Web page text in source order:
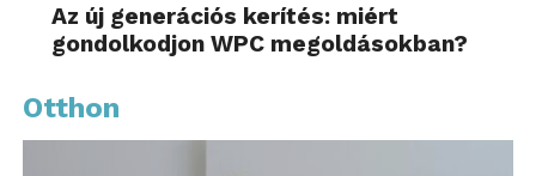
Az új generációs kerítés: miért
gondolkodjon WPC megoldásokban?
Otthon